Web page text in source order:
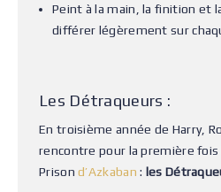
Peint à la main, la finition et
différer légèrement sur
Les Détraqueurs :
En troisième année de Harry,
rencontre pour la première fois
Prisond’Azkaban : les